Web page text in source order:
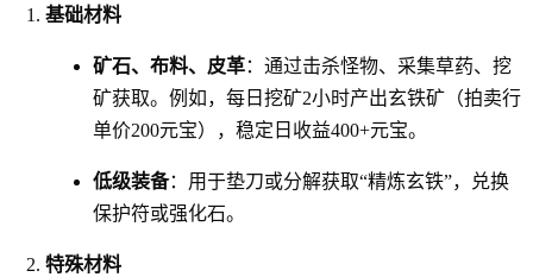
基础材料
矿石、布料、皮革：通过击杀怪物、采集草药、挖
矿获取。例如，每日挖矿2小时产出玄铁矿（拍卖行
单价200元宝），稳定日收益400+元宝。
低级装备：用于垫刀或分解获取“精炼玄铁”，兑换
保护符或强化石。
特殊材料